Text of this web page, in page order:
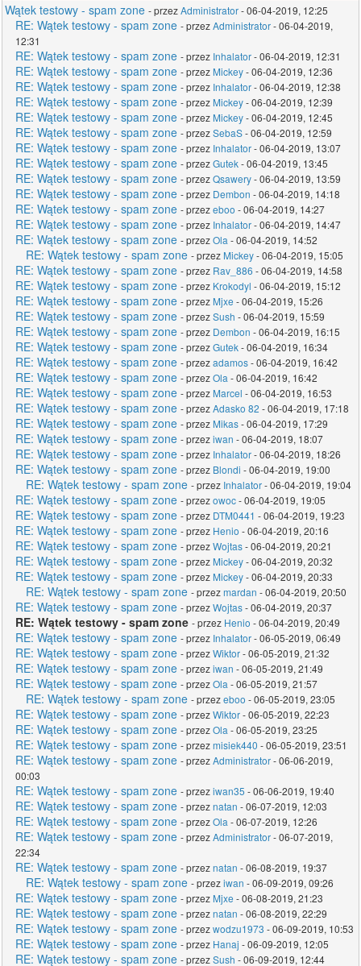
Wątek testowy - spam zone - przezAdministrator- 06-04-2019, 12:25
RE: Wątek testowy - spam zone - przezAdministrator- 06-04-2019,
12:31
RE: Wątek testowy - spam zone - przez Inhalator- 06-04-2019, 12:31
RE: Wątek testowy - spam zone - przez Mickey- 06-04-2019, 12:36
RE: Wątek testowy - spam zone - przez Inhalator- 06-04-2019, 12:38
RE: Wątek testowy - spam zone - przez Mickey- 06-04-2019, 12:39
RE: Wątek testowy - spam zone - przez Mickey- 06-04-2019, 12:45
RE: Wątek testowy - spam zone - przezSebaS- 06-04-2019, 12:59
RE: Wątek testowy - spam zone - przez Inhalator- 06-04-2019, 13:07
RE: Wątek testowy - spam zone - przezGutek- 06-04-2019, 13:45
RE: Wątek testowy - spam zone - przezQsawery- 06-04-2019, 13:59
RE: Wątek testowy - spam zone - przez Dembon - 06-04-2019, 14:18
RE: Wątek testowy - spam zone - przezeboo - 06-04-2019, 14:27
RE: Wątek testowy - spam zone - przez Inhalator- 06-04-2019, 14:47
RE: Wątek testowy - spam zone - przezOla - 06-04-2019, 14:52
RE: Wątek testowy - spam zone - przez Mickey- 06-04-2019, 15:05
RE: Wątek testowy - spam zone - przez Rav_886 - 06-04-2019, 14:58
RE: Wątek testowy - spam zone - przez Krokodyl - 06-04-2019, 15:12
RE: Wątek testowy - spam zone - przez Mjxe - 06-04-2019, 15:26
RE: Wątek testowy - spam zone - przezSush - 06-04-2019, 15:59
RE: Wątek testowy - spam zone - przez Dembon - 06-04-2019, 16:15
RE: Wątek testowy - spam zone - przezGutek- 06-04-2019, 16:34
RE: Wątek testowy - spam zone - przezadamos- 06-04-2019, 16:42
RE: Wątek testowy - spam zone - przezOla - 06-04-2019, 16:42
RE: Wątek testowy - spam zone - przez Marcel - 06-04-2019, 16:53
RE: Wątek testowy - spam zone - przezAdasko 82 - 06-04-2019, 17:18
RE: Wątek testowy - spam zone - przez Mikas- 06-04-2019, 17:29
RE: Wątek testowy - spam zone - przeziwan - 06-04-2019, 18:07
RE: Wątek testowy - spam zone - przez Inhalator- 06-04-2019, 18:26
RE: Wątek testowy - spam zone - przez Blondi - 06-04-2019, 19:00
RE: Wątek testowy - spam zone - przez Inhalator- 06-04-2019, 19:04
RE: Wątek testowy - spam zone - przezowoc- 06-04-2019, 19:05
RE: Wątek testowy - spam zone - przez DTM0441 - 06-04-2019, 19:23
RE: Wątek testowy - spam zone - przez Henio - 06-04-2019, 20:16
RE: Wątek testowy - spam zone - przezWojtas- 06-04-2019, 20:21
RE: Wątek testowy - spam zone - przez Mickey- 06-04-2019, 20:32
RE: Wątek testowy - spam zone - przez Mickey- 06-04-2019, 20:33
RE: Wątek testowy - spam zone - przezmardan - 06-04-2019, 20:50
RE: Wątek testowy - spam zone - przezWojtas- 06-04-2019, 20:37
RE: Wątek testowy - spam zone - przez Henio - 06-04-2019, 20:49
RE: Wątek testowy - spam zone - przez Inhalator- 06-05-2019, 06:49
RE: Wątek testowy - spam zone - przezWiktor- 06-05-2019, 21:32
RE: Wątek testowy - spam zone - przeziwan - 06-05-2019, 21:49
RE: Wątek testowy - spam zone - przezOla - 06-05-2019, 21:57
RE: Wątek testowy - spam zone - przezeboo - 06-05-2019, 23:05
RE: Wątek testowy - spam zone - przezWiktor- 06-05-2019, 22:23
RE: Wątek testowy - spam zone - przezOla - 06-05-2019, 23:25
RE: Wątek testowy - spam zone - przezmisiek440 - 06-05-2019, 23:51
RE: Wątek testowy - spam zone - przezAdministrator- 06-06-2019,
00:03
RE: Wątek testowy - spam zone - przeziwan35 - 06-06-2019, 19:40
RE: Wątek testowy - spam zone - przeznatan - 06-07-2019, 12:03
RE: Wątek testowy - spam zone - przezOla - 06-07-2019, 12:26
RE: Wątek testowy - spam zone - przezAdministrator- 06-07-2019,
22:34
RE: Wątek testowy - spam zone - przeznatan - 06-08-2019, 19:37
RE: Wątek testowy - spam zone - przeziwan - 06-09-2019, 09:26
RE: Wątek testowy - spam zone - przez Mjxe - 06-08-2019, 21:23
RE: Wątek testowy - spam zone - przeznatan - 06-08-2019, 22:29
RE: Wątek testowy - spam zone - przezwodzu1973 - 06-09-2019, 10:53
RE: Wątek testowy - spam zone - przez Hanaj - 06-09-2019, 12:05
RE: Wątek testowy - spam zone - przezSush - 06-09-2019, 12:44